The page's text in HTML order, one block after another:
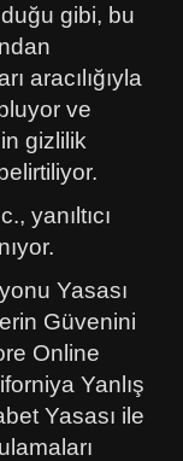
gibi, bu
aracılığıyla
ve
gizlilik
yanıltıcı
Yasası
Güvenini
Online
Yanlış
Yasası ile